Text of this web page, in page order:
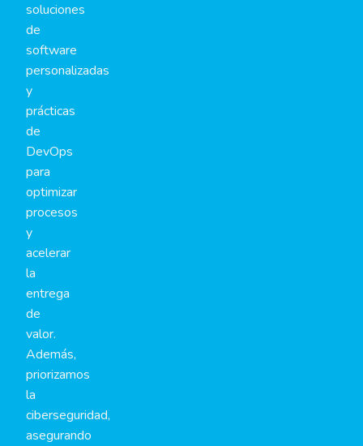
soluciones
de
software
personalizadas
y
prácticas
de
DevOps
para
optimizar
procesos
y
acelerar
la
entrega
de
valor.
Además,
priorizamos
la
ciberseguridad,
asegurando